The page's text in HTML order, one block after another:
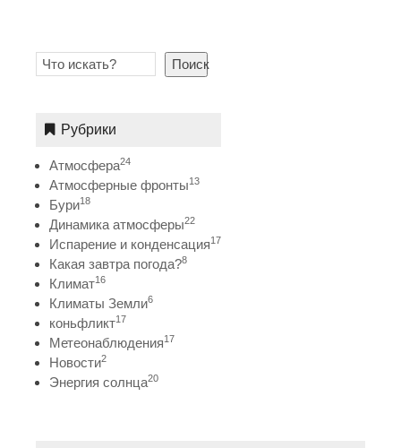
Поиск
Рубрики
Атмосфера24
Атмосферные фронты13
Бури18
Динамика атмосферы22
Испарение и конденсация17
Какая завтра погода?8
Климат16
Климаты Земли6
коньфликт17
Метеонаблюдения17
Новости2
Энергия солнца20